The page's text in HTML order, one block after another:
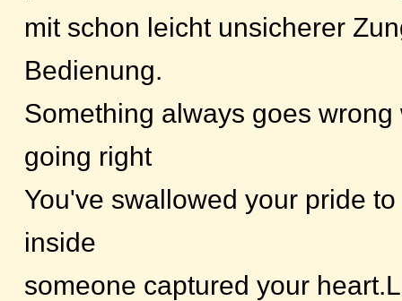
mit schon leicht unsicherer
Bedienung.
Something always goes
going right
You've swallowed your pride
inside
someone captured your